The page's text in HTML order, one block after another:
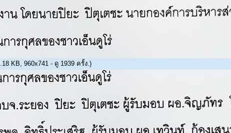
KB, 960x741 - ดู 1939 ครั้ง.)